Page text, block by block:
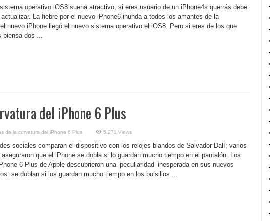
operativo iOS8 suena atractivo, si eres usuario de un iPhone4s querrás debe
actualizar. La fiebre por el nuevo iPhone6 inunda a todos los amantes de la
nuevo iPhone llegó el nuevo sistema operativo el iOS8. Pero si eres de los que
piensa dos ...
del iPhone 6 Plus
de la curvatura del iPhone 6 Plus 5,271 Views
sociales comparan el dispositivo con los relojes blandos de Salvador Dalí; varios
que el iPhone se dobla si lo guardan mucho tiempo en el pantalón. Los
6 Plus de Apple descubrieron una ‘peculiaridad’ inesperada en sus nuevos
se doblan si los guardan mucho tiempo en los bolsillos ...